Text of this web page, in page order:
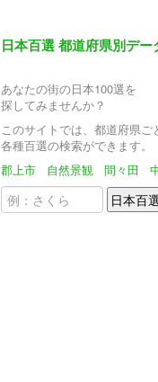
日本百選 都道府県別デー
あなたの街の日本100選を
探してみませんか？
このサイトでは、都道府県ご
各種百選の検索ができます。
郡上市
自然景観 間々田